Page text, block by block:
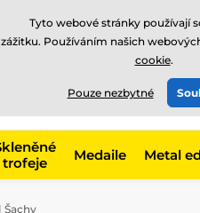
trofeje
Medaile Metal
Šachy
Tyto webové stránky používají
Používáním našich
cookie.
Pouze nezbytné